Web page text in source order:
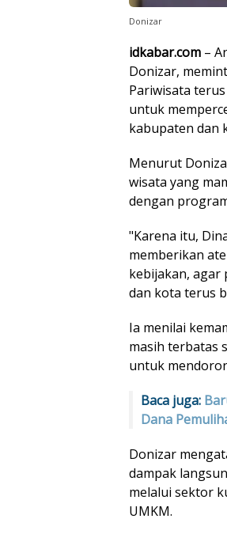
Donizar
idkabar.com –
Donizar,
Pariwisata
untuk
kabupaten dan
Menurut
wisata yang
dengan
"Karena itu,
memberikan
kebijakan, agar
dan kota terus
Ia menilai
masih terbatas
untuk
Baca juga:
Dana
Donizar
dampak
melalui sektor
UMKM.